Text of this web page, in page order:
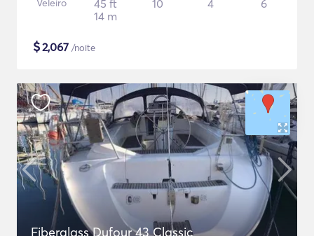
Veleiro
45 ft
14 m
10 4 6
$2,067 /noite
Fiberglass Dufour 43 Classic